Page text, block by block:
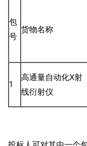
包
号
货物名称
1
高通量自动化X射
线衍射仪